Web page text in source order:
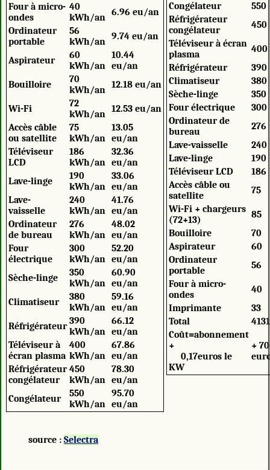
Four à micro-
ondes
40
kWh/an 6.96 eu/an
Ordinateur
portable
56
kWh/an 9.74 eu/an
Aspirateur
60
kWh/an
10.44
eu/an
Bouilloire
70
kWh/an 12.18 eu/an
Wi-Fi
72
kWh/an 12.53 eu/an
Accès câble
ou satellite
75
kWh/an
13.05
eu/an
Téléviseur
LCD
186
kWh/an
32.36
eu/an
Lave-linge
190
kWh/an
33.06
eu/an
Lave-
vaisselle
240
kWh/an
41.76
eu/an
Ordinateur
de bureau
276
kWh/an
48.02
eu/an
Four
électrique
300
kWh/an
52.20
eu/an
Sèche-linge
350
kWh/an
60.90
eu/an
Climatiseur
380
kWh/an
59.16
eu/an
Réfrigérateur 390
kWh/an
66.12
eu/an
Téléviseur à
écran plasma
400
kWh/an
67.86
eu/an
Réfrigérateur
congélateur
450
kWh/an
78.30
eu/an
Congélateur
550
kWh/an
95.70
eu/an
Congélateur
Réfrigérateur
congélateur
450
Téléviseur à écran
plasma
400
Réfrigérateur
390
Climatiseur
380
Sèche-linge
350
Four électrique
300
Ordinateur de
bureau
276
Lave-vaisselle
240
Lave-linge
190
Téléviseur LCD
186
Accès câble ou
satellite
75
Wi-Fi + chargeurs
(72+13)
85
Bouilloire
70
Aspirateur
60
Ordinateur
portable
56
Four à micro-
ondes
40
Imprimante
33
Total
4131
Coût=abonnement
+
0,17euros le
KW
+
source : Selectra